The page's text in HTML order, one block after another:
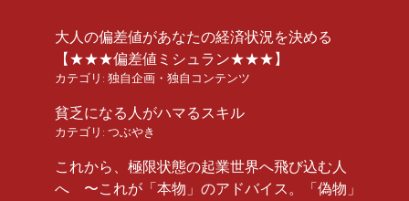
大人の偏差値があなたの経済状況を決める
【★★★偏差値ミシュラン★★★】
カテゴリ: 独自企画・独自コンテンツ
貧乏になる人がハマるスキル
カテゴリ: つぶやき
これから、極限状態の起業世界へ飛び込む人
へ 〜これが「本物」のアドバイス。「偽物」